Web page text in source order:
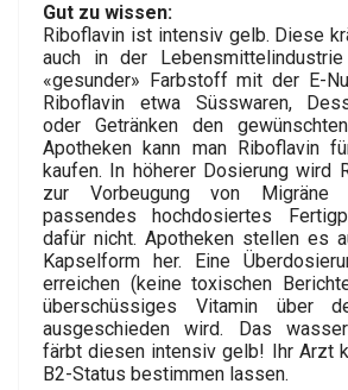
Gut zu wissen:
Riboflavin ist intensiv gelb. Diese
auch in der
«gesunder» Farbstoff mit der E-
Riboflavin etwa Süsswaren,
oder Getränken den
Apotheken kann man Riboflavin
kaufen. In höherer Dosierung wird
zur Vorbeugung von Migräne
passendes hochdosiertes
dafür nicht. Apotheken stellen es
Kapselform her. Eine
erreichen (keine toxischen
überschüssiges Vitamin über
ausgeschieden wird. Das
färbt diesen intensiv gelb! Ihr Arzt
B2-Status bestimmen lassen.